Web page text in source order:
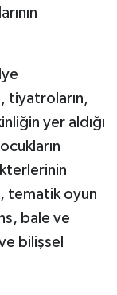
tiyatroların,
yer aldığı
tematik oyun
bale ve
bilişsel